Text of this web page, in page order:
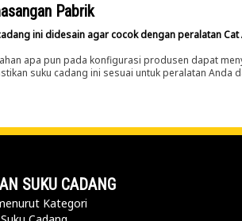
Pabrik
ini didesain agar cocok dengan peralatan
apa pun pada konfigurasi produsen dapat
suku cadang ini sesuai untuk peralatan
SUKU CADANG
Kategori